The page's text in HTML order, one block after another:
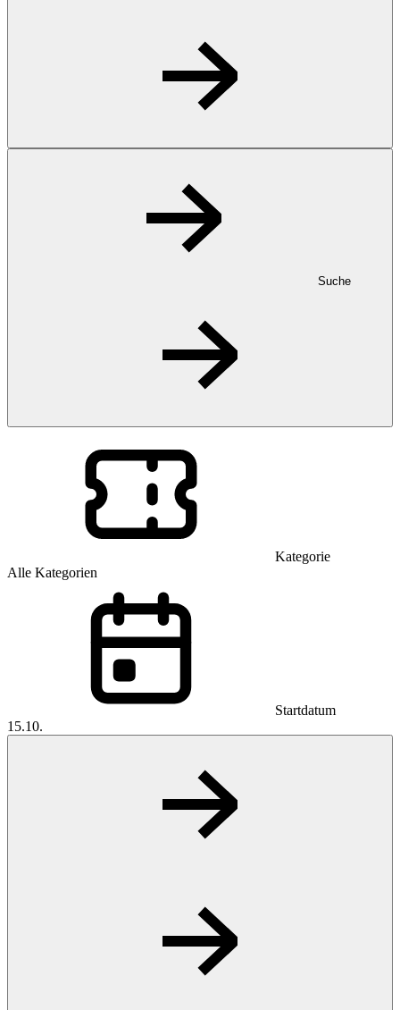
Suche
Kategorie
Alle Kategorien
Startdatum
15.10.